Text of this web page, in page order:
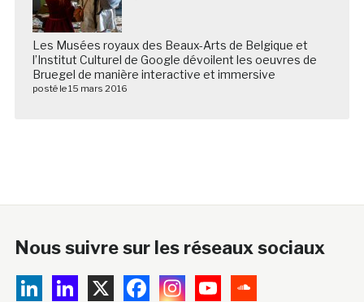
Les Musées royaux des Beaux-Arts de Belgique et
l’Institut Culturel de Google dévoilent les oeuvres de
Bruegel de manière interactive et immersive
posté le 15 mars 2016
Nous suivre sur les réseaux sociaux